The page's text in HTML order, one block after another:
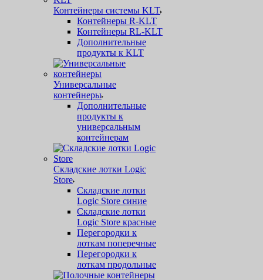
Контейнеры системы KLT
Контейнеры R-KLT
Контейнеры RL-KLT
Дополнительные
продукты к KLT
Универсальные
контейнеры
Дополнительные
продукты к
универсальным
контейнерам
Складские лотки Logic
Store
Складские лотки
Logic Store синие
Складские лотки
Logic Store красные
Перегородки к
лоткам поперечные
Перегородки к
лоткам продольные